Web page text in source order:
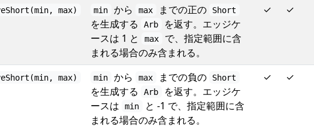
max) min から max までの正の Short
を生成する Arb
を返す。エッジケ
ースは 1 と
max
で、指定範囲に含
まれる場合のみ含まれる。
✓ ✓
max) min から max までの負の Short
を生成する Arb
を返す。エッジケ
ースは
min
と -1 で、指定範囲に含
まれる場合のみ含まれる。
✓ ✓